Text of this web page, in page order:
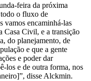
feira da próxima
o fluxo de
vamos encaminhá-las
Casa Civil, e a transição
do planejamento, de
e que a gente
e poder dar
los e de outra forma, nos
disse Alckmin.